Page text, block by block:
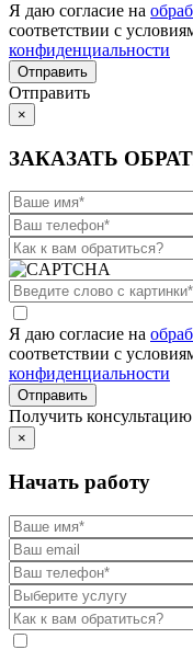
Я даю согласие на
соответствии с
конфиденциальности
Отправить
×
ЗАКАЗАТЬ
Я даю согласие на
соответствии с
конфиденциальности
Получить
×
Начать работу